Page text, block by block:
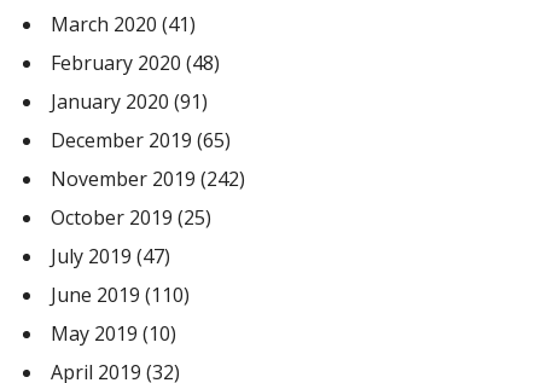
March 2020 (41)
February 2020 (48)
January 2020 (91)
December 2019 (65)
November 2019 (242)
October 2019 (25)
July 2019 (47)
June 2019 (110)
May 2019 (10)
April 2019 (32)